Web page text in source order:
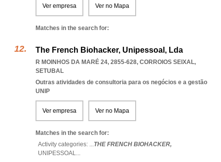
Ver empresa Ver no Mapa
Matches in the search for:
The French Biohacker, Unipessoal, Lda
R MOINHOS DA MARÉ 24, 2855-628, CORROIOS SEIXAL,
SETUBAL
Outras atividades de consultoria para os negócios e a gestão
UNIP
Ver empresa Ver no Mapa
Matches in the search for:
Activity categories: ...THE FRENCH BIOHACKER,
UNIPESSOAL...